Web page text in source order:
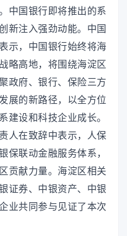
中国银行即将推出的系
新注入强劲动能。中国
示，中国银行始终将海
略高地，将围绕海淀区
政府、银行、保险三方
展的新路径，以全方位
建设和科技企业成长。
人在致辞中表示，人保
保联动金融服务体系，
贡献力量。海淀区相关
证券、中银资产、中银
业共同参与见证了本次